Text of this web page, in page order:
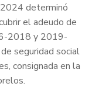
determinó
el adeudo de
2018 y 2019-
seguridad social
consignada en la